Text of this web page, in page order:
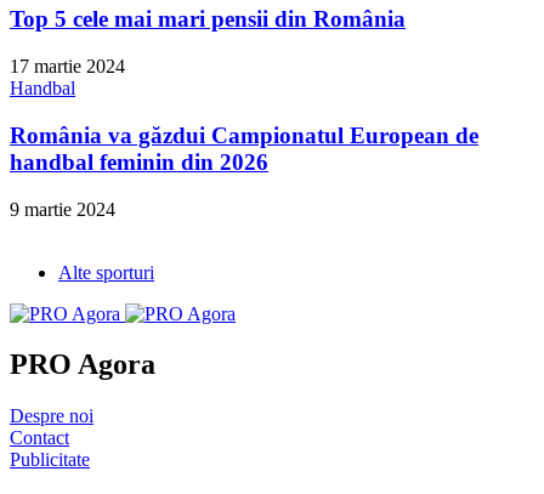
Top 5 cele mai mari pensii din România
17 martie 2024
Handbal
România va găzdui Campionatul European de
handbal feminin din 2026
9 martie 2024
Alte sporturi
PRO Agora
Despre noi
Contact
Publicitate